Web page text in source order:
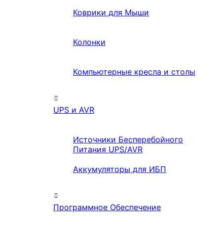
Коврики для Мыши
Колонки
Компьютерные кресла и столы
UPS и AVR
Источники Бесперебойного
Питания UPS/AVR
Аккумуляторы для ИБП
Программное Обеспечение